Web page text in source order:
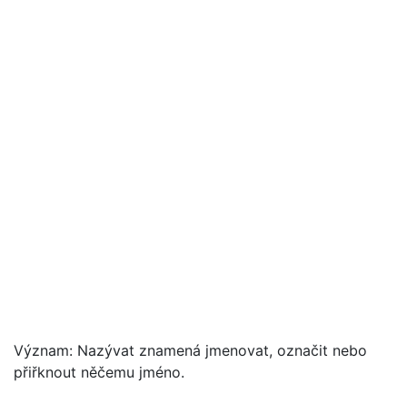
Význam: Nazývat znamená jmenovat, označit nebo
přiřknout něčemu jméno.